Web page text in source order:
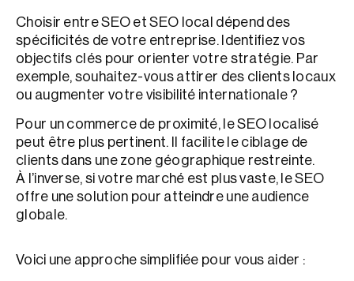
Choisir entre SEO et SEO local dépend des
spécificités de votre entreprise. Identifiez vos
objectifs clés pour orienter votre stratégie. Par
exemple, souhaitez-vous attirer des clients locaux
ou augmenter votre visibilité internationale ?
Pour un commerce de proximité, le SEO localisé
peut être plus pertinent. Il facilite le ciblage de
clients dans une zone géographique restreinte.
À l’inverse, si votre marché est plus vaste, le SEO
offre une solution pour atteindre une audience
globale.
Voici une approche simplifiée pour vous aider :